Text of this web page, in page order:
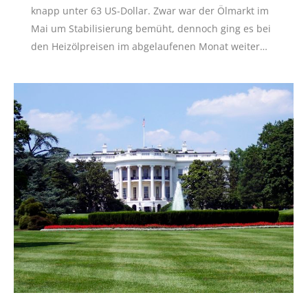
knapp unter 63 US-Dollar. Zwar war der Ölmarkt im
Mai um Stabilisierung bemüht, dennoch ging es bei
den Heizölpreisen im abgelaufenen Monat weiter…